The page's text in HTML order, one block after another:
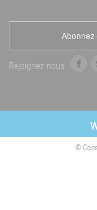
Rejoignez-nous
b
o
t
e
r
©